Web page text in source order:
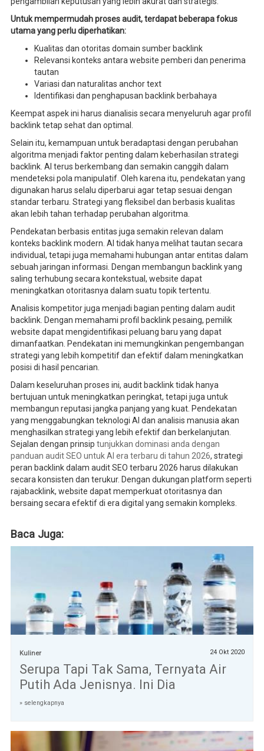
Untuk mempermudah proses audit, terdapat beberapa fokus
utama yang perlu diperhatikan:
Kualitas dan otoritas domain sumber backlink
Relevansi konteks antara website pemberi dan penerima
tautan
Variasi dan naturalitas anchor text
Identifikasi dan penghapusan backlink berbahaya
Keempat aspek ini harus dianalisis secara menyeluruh agar profil
backlink tetap sehat dan optimal.
Selain itu, kemampuan untuk beradaptasi dengan perubahan
algoritma menjadi faktor penting dalam keberhasilan strategi
backlink. AI terus berkembang dan semakin canggih dalam
mendeteksi pola manipulatif. Oleh karena itu, pendekatan yang
digunakan harus selalu diperbarui agar tetap sesuai dengan
standar terbaru. Strategi yang fleksibel dan berbasis kualitas
akan lebih tahan terhadap perubahan algoritma.
Pendekatan berbasis entitas juga semakin relevan dalam
konteks backlink modern. AI tidak hanya melihat tautan secara
individual, tetapi juga memahami hubungan antar entitas dalam
sebuah jaringan informasi. Dengan membangun backlink yang
saling terhubung secara kontekstual, website dapat
meningkatkan otoritasnya dalam suatu topik tertentu.
Analisis kompetitor juga menjadi bagian penting dalam audit
backlink. Dengan memahami profil backlink pesaing, pemilik
website dapat mengidentifikasi peluang baru yang dapat
dimanfaatkan. Pendekatan ini memungkinkan pengembangan
strategi yang lebih kompetitif dan efektif dalam meningkatkan
posisi di hasil pencarian.
Dalam keseluruhan proses ini, audit backlink tidak hanya
bertujuan untuk meningkatkan peringkat, tetapi juga untuk
membangun reputasi jangka panjang yang kuat. Pendekatan
yang menggabungkan teknologi AI dan analisis manusia akan
menghasilkan strategi yang lebih efektif dan berkelanjutan.
Sejalan dengan prinsip tunjukkan dominasi anda dengan
panduan audit SEO untuk AI era terbaru di tahun 2026, strategi
peran backlink dalam audit SEO terbaru 2026 harus dilakukan
secara konsisten dan terukur. Dengan dukungan platform seperti
rajabacklink, website dapat memperkuat otoritasnya dan
bersaing secara efektif di era digital yang semakin kompleks.
Baca Juga:
Kuliner 24 Okt 2020
Serupa Tapi Tak Sama, Ternyata Air
Putih Ada Jenisnya. Ini Dia
» selengkapnya